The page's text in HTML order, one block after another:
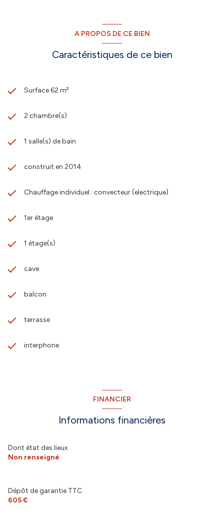
A PROPOS DE CE BIEN
Caractéristiques de ce bien
Surface 62 m²
2 chambre(s)
1 salle(s) de bain
construit en 2014
Chauffage individuel : convecteur (electrique)
1er étage
1 étage(s)
cave
balcon
terrasse
interphone
FINANCIER
Informations financières
Dont état des lieux
Non renseigné
Dépôt de garantie TTC
605 €